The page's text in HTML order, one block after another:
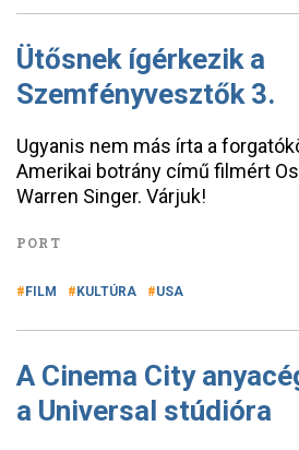
Ütősnek ígérkezik a
Szemfényvesztők 3.
Ugyanis nem más írta a
Amerikai botrány című filmért
Warren Singer. Várjuk!
PORT
FILM KULTÚRA USA
A Cinema City
a Universal stúdióra